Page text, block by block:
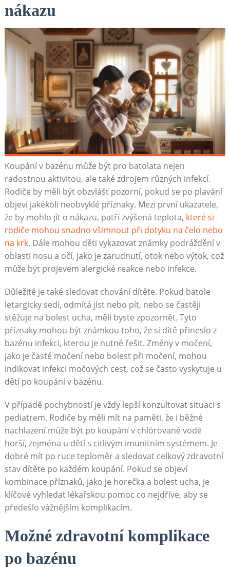
nákazu
Koupání v bazénu může být pro batolata nejen
radostnou aktivitou, ale také zdrojem různých infekcí.
Rodiče by měli být obzvlášť pozorní, pokud se po plavání
objeví jakékoli neobvyklé příznaky. Mezi první ukazatele,
že by mohlo jít o nákazu, patří zvýšená teplota, které si
rodiče mohou snadno všimnout při dotyku na čelo nebo
na krk. Dále mohou děti vykazovat známky podráždění v
oblasti nosu a očí, jako je zarudnutí, otok nebo výtok, což
může být projevem alergické reakce nebo infekce.
Důležité je také sledovat chování dítěte. Pokud batole
letargicky sedí, odmítá jíst nebo pít, nebo se častěji
stěžuje na bolest ucha, měli byste zpozornět. Tyto
příznaky mohou být známkou toho, že si dítě přineslo z
bazénu infekci, kterou je nutné řešit. Změny v močení,
jako je časté močení nebo bolest při močení, mohou
indikovat infekci močových cest, což se často vyskytuje u
dětí po koupání v bazénu.
V případě pochybností je vždy lepší konzultovat situaci s
pediatrem. Rodiče by měli mít na paměti, že i běžné
nachlazení může být po koupání v chlórované vodě
horší, zejména u dětí s citlivým imunitním systémem. Je
dobré mít po ruce teploměr a sledovat celkový zdravotní
stav dítěte po každém koupání. Pokud se objeví
kombinace příznaků, jako je horečka a bolest ucha, je
klíčové vyhledat lékařskou pomoc co nejdříve, aby se
předešlo vážnějším komplikacím.
Možné zdravotní komplikace
po bazénu